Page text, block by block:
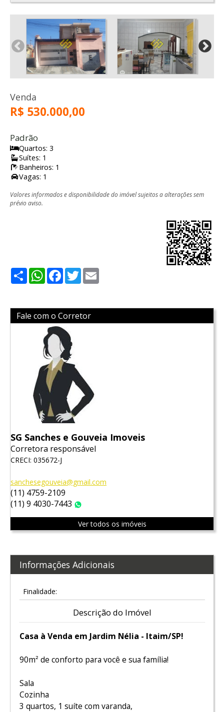
Venda
R$ 530.000,00
Padrão
Quartos: 3
Suítes: 1
Banheiros: 1
Vagas: 1
Valores informados e disponibilidade do imóvel sujeitos a alterações sem
prévio aviso.
ShareWhatsApp
Facebook
Twitter
Fale com o Corretor
SG Sanches e Gouveia Imoveis
Corretora responsável
CRECI: 035672-J
sanchesegouveia@gmail.com
(11) 4759-2109
(11) 9 4030-7443
Ver todos os imóveis
Informações Adicionais
Finalidade:
Descrição do Imóvel
Casa à Venda em Jardim Nélia - Itaim/SP!
90m² de conforto para você e sua família!
Sala
Cozinha
3 quartos, 1 suíte com varanda,